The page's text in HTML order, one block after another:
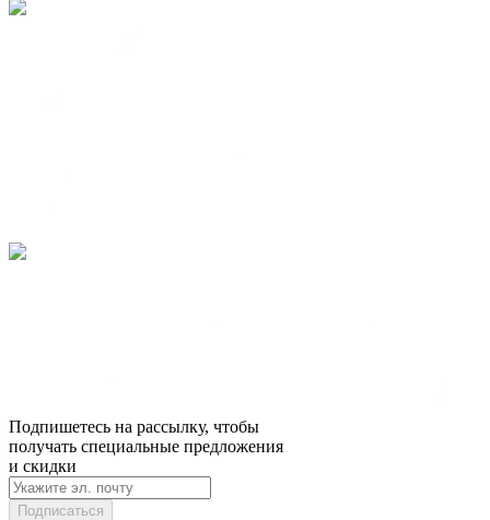
Подпишетесь на рассылку, чтобы
получать специальные предложения
и скидки
Подписаться